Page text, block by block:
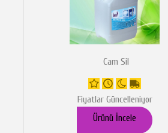
Cam Sil
Fiyatlar Güncelleniyor
Ürünü İncele